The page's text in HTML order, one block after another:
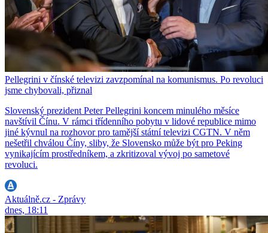
Pellegrini v čínské televizi zavzpomínal na komunismus. Po revoluci
jsme chybovali, přiznal
Slovenský prezident Peter Pellegrini koncem minulého měsíce
navštívil Čínu. V rámci třídenního pobytu v lidové republice mimo
jiné kývnul na rozhovor pro tamější státní televizi CGTN. V něm
nešetřil chválou Číny, sliby, že Slovensko může být pro Peking
vynikajícím prostředníkem, a zkritizoval vývoj po sametové
revoluci.
Aktuálně.cz - Zprávy
dnes, 18:11